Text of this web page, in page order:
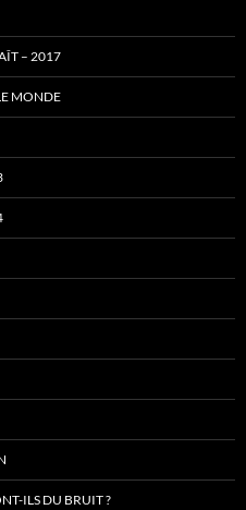
– 2017
MONDE
ILS DU BRUIT ?